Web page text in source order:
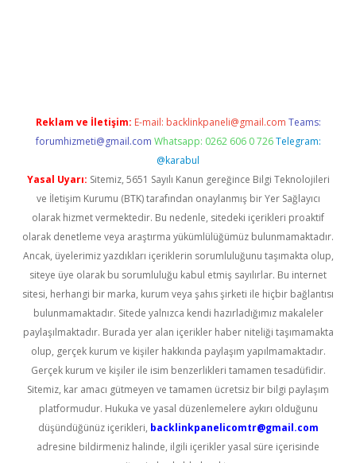
Reklam ve İletişim: E-mail: backlinkpaneli@gmail.com Teams:
forumhizmeti@gmail.com Whatsapp: 0262 606 0 726 Telegram:
@karabul
Yasal Uyarı: Sitemiz, 5651 Sayılı Kanun gereğince Bilgi Teknolojileri
ve İletişim Kurumu (BTK) tarafından onaylanmış bir Yer Sağlayıcı
olarak hizmet vermektedir. Bu nedenle, sitedeki içerikleri proaktif
olarak denetleme veya araştırma yükümlülüğümüz bulunmamaktadır.
Ancak, üyelerimiz yazdıkları içeriklerin sorumluluğunu taşımakta olup,
siteye üye olarak bu sorumluluğu kabul etmiş sayılırlar. Bu internet
sitesi, herhangi bir marka, kurum veya şahıs şirketi ile hiçbir bağlantısı
bulunmamaktadır. Sitede yalnızca kendi hazırladığımız makaleler
paylaşılmaktadır. Burada yer alan içerikler haber niteliği taşımamakta
olup, gerçek kurum ve kişiler hakkında paylaşım yapılmamaktadır.
Gerçek kurum ve kişiler ile isim benzerlikleri tamamen tesadüfidir.
Sitemiz, kar amacı gütmeyen ve tamamen ücretsiz bir bilgi paylaşım
platformudur. Hukuka ve yasal düzenlemelere aykırı olduğunu
düşündüğünüz içerikleri, backlinkpanelicomtr@gmail.com
adresine bildirmeniz halinde, ilgili içerikler yasal süre içerisinde